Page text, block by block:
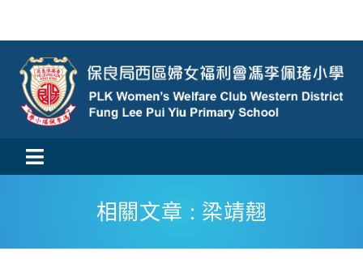
content
Toggle
Navigation相關文章 : 梁靖翹